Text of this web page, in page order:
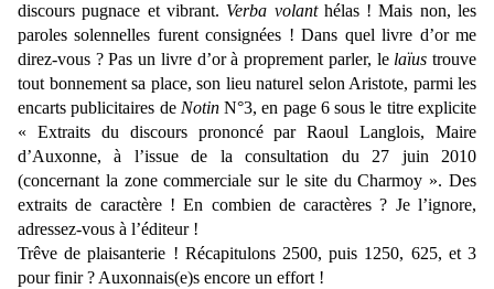
discours pugnace et vibrant. Verba volanthélas ! Mais non, les
paroles solennelles furent consignées ! Dans quel livre d’or me
direz-vous ? Pas un livre d’or à proprement parler, le laïustrouve
tout bonnement sa place, son lieu naturel selon Aristote, parmi les
encarts publicitaires de NotinN°3, en page 6 sous le titre explicite
« Extraits du discours prononcé par Raoul Langlois, Maire
d’Auxonne, à l’issue de la consultation du 27 juin 2010
(concernant la zone commerciale sur le site du Charmoy ». Des
extraits de caractère ! En combien de caractères ? Je l’ignore,
adressez-vous à l’éditeur !
Trêve de plaisanterie ! Récapitulons 2500, puis 1250, 625, et 3
pour finir ? Auxonnais(e)s encore un effort !